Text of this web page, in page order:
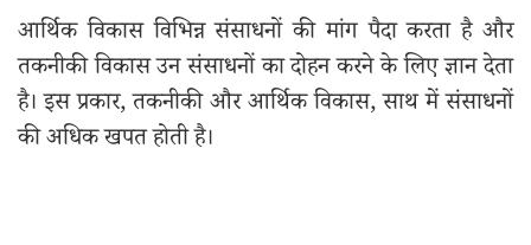
आर्थिक विकास विभिन्न संसाधनों की मांग पैदा करता है और
तकनीकी विकास उन संसाधनों का दोहन करने के लिए ज्ञान देता
है। इस प्रकार, तकनीकी और आर्थिक विकास, साथ में संसाधनों
की अधिक खपत होती है।